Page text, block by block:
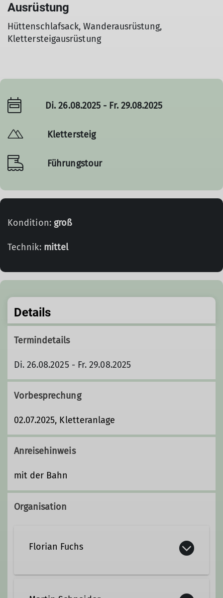
Ausrüstung
Hüttenschlafsack, Wanderausrüstung,
Klettersteigausrüstung
Di. 26.08.2025 - Fr. 29.08.2025
Klettersteig
Führungstour
Kondition: groß
Technik: mittel
Details
Termindetails
Di. 26.08.2025 - Fr. 29.08.2025
Vorbesprechung
02.07.2025, Kletteranlage
Anreisehinweis
mit der Bahn
Organisation
Florian Fuchs